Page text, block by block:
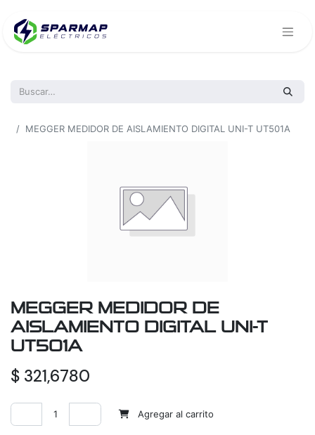
MEGGER MEDIDOR DE AISLAMIENTO DIGITAL UNI-T UT501A
MEGGER MEDIDOR DE
AISLAMIENTO DIGITAL UNI-T
UT501A
$ 321,6780
Agregar al carrito